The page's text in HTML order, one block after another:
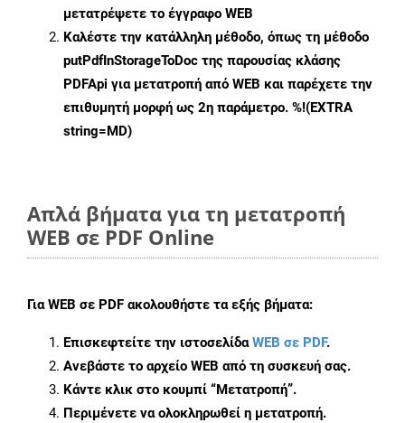
μετατρέψετε το έγγραφο WEB
Καλέστε την κατάλληλη μέθοδο, όπως τη μέθοδο
putPdfInStorageToDoc της παρουσίας κλάσης
PDFApi για μετατροπή από WEB και παρέχετε την
επιθυμητή μορφή ως 2η παράμετρο. %!(EXTRA
string=MD)
Απλά βήματα για τη μετατροπή
WEB σε PDF Online
ΓιαWEB σε PDF ακολουθήστε τα εξής βήματα:
Επισκεφτείτε την ιστοσελίδαWEB σε PDF.
Ανεβάστε το αρχείο WEB από τη συσκευή σας.
Κάντε κλικ στο κουμπί “Μετατροπή”.
Περιμένετε να ολοκληρωθεί η μετατροπή.